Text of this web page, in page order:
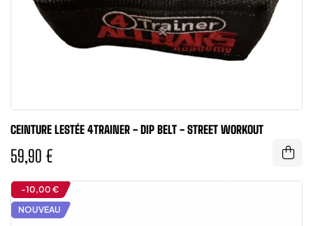
CEINTURE LESTÉE 4TRAINER - DIP BELT - STREET WORKOUT
59,90 €
-10,00 €
NOUVEAU